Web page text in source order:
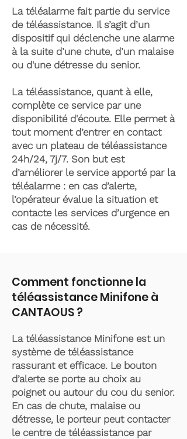
La téléalarme fait partie du service
de téléassistance. Il s’agit d’un
dispositif qui déclenche une alarme
à la suite d’une chute, d’un malaise
ou d'une détresse du senior.
La téléassistance, quant à elle,
complète ce service par une
disponibilité d'écoute. Elle permet à
tout moment d’entrer en contact
avec un plateau de téléassistance
24h/24, 7j/7. Son but est
d’améliorer le service apporté par la
téléalarme : en cas d’alerte,
l’opérateur évalue la situation et
contacte les services d’urgence en
cas de nécessité.
Comment fonctionne la
téléassistance Minifone à
CANTAOUS ?
La téléassistance Minifone est un
système de téléassistance
rassurant et efficace. Le bouton
d’alerte se porte au choix au
poignet ou autour du cou du senior.
En cas de chute, malaise ou
détresse, le porteur peut contacter
le centre de téléassistance par